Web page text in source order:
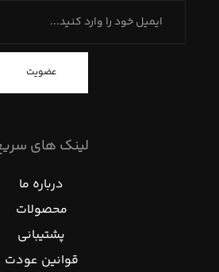
عضویت
لینک های
درباره ما
محصولات
پشتیبانی
قوانین عودت